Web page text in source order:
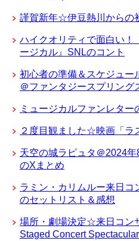
謹賀新年☆伊豆熱川からの
ハイクオリティで面白い！
ージカル』SNLのコント
初心者の準備＆スケジュ
＠ファンタジースプリング
ミュージカルファンレター
２度目観ました☆映画「ラ
天空の城ラピュタ＠2024
のXまとめ
ラミン・カリムルー来日
のセットリスト＆感想
場所・劇場決定☆来日コン
Staged Concert